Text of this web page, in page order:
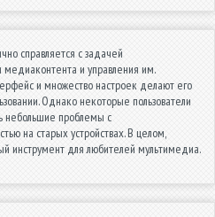
справляется с задачей
медиаконтента и управления им.
и множество настроек делают его
Однако некоторые пользователи
небольшие проблемы с
на старых устройствах. В целом,
инструмент для любителей мультимедиа.